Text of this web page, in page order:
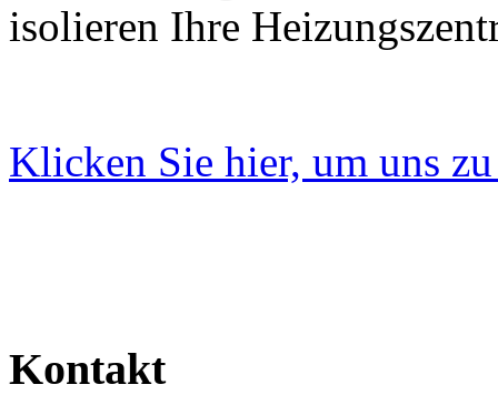
isolieren Ihre
Klicken Sie hier, um uns
Kontakt